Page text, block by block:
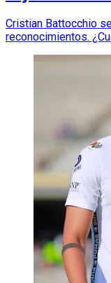
Cristian Battocchio
reconocimientos.